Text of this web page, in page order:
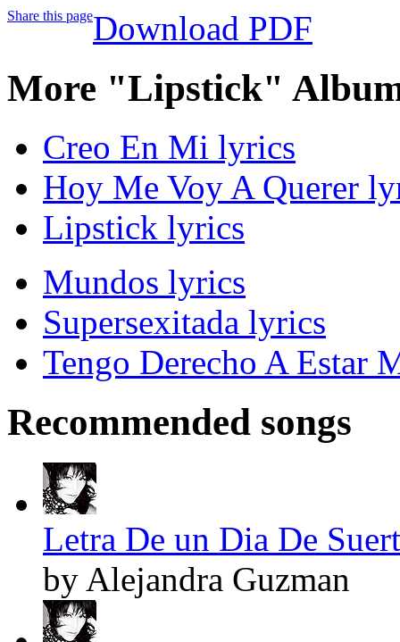
Share this pageDownload PDF
More "Lipstick"
Creo En Mi lyrics
Hoy Me Voy A Querer
Lipstick lyrics
Mundos lyrics
Supersexitada lyrics
Tengo Derecho A Estar
Recommended songs
Letra De un Dia De
by Alejandra Guzman